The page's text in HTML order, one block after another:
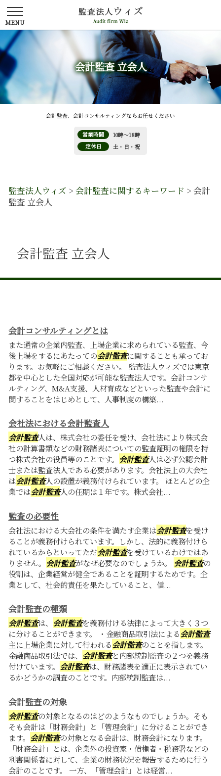
会計監査 立会人
会計監査、会計コンサルティングならお任せください
営業時間
10時～18時
定休日
土・日・祝
監査法人ウィズ > 会計監査に関するキーワード > 会計
監査 立会人
会計監査 立会人
会計コンサルティングとは
また通常の企業内監査、上場企業に求められている監査、今
後上場をするにあたっての会計監査に関することも承ってお
ります。お気軽にご相談ください。 監査法人ウィズでは東京
都を中心とした全国対応が可能な監査法人です。会計コンサ
ルティング、M&A支援、人材育成などといった監査や会計に
関することをはじめとして、人事制度の構築...
会社法における会計監査人
会計監査人は、株式会社の委任を受け、会社法により株式会
社の計算書類などの財務諸表についての監査証明の権限を持
つ株式会社の役員等のことです。 会計監査人は必ず公認会計
士または監査法人である必要があります。会社法上の大会社
は会計監査人の設置が義務付けられています。 ほとんどの企
業では会計監査人の任期は１年です。株式会社...
監査の必要性
会社法における大会社の条件を満たす企業は会計監査を受け
ることが義務付けられています。しかし、法的に義務付けら
れているからといってただ会計監査を受けているわけではあ
りません。 会計監査がなぜ必要なのでしょうか。 会計監査の
役割は、企業経営が健全であることを証明するためです。企
業として、社会的責任を果たしていること、信...
会計監査の種類
会計監査は、 会計監査を義務付ける法律によって大きく３つ
に分けることができます。 ・金融商品取引法による会計監査
主に上場企業に対して行われる会計監査のことを指します。
金融商品取引法では、 会計監査と内部統制監査の２つを義務
付けています。 会計監査は、財務諸表を適正に表示されてい
るかどうかの調査のことです。内部統制監査は...
会計監査の対象
会計監査の対象となるのはどのようなものでしょうか。そも
そも会計は「財務会計」と「管理会計」に分けることができ
ます。 会計監査の対象となる会計は、財務会計になります。
「財務会計」とは、企業外の投資家・債権者・税務署などの
利害関係者に対して、企業の財務状況を報告するために行う
会計のことです。 一方、「管理会計」とは経営...